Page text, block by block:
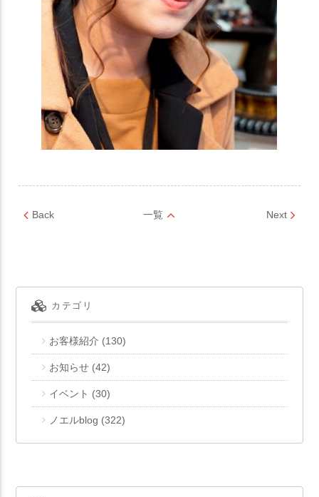
Back 一覧 Next
カテゴリ
お客様紹介 (130)
お知らせ(42)
イベント (30)
ノエルblog (322)